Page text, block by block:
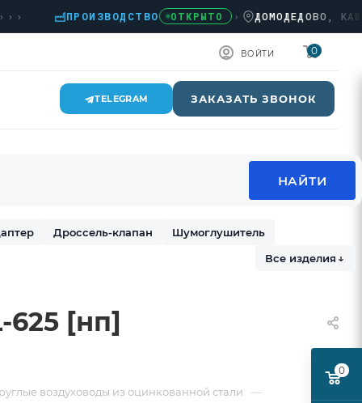
ПРОИЗВОДСТВО ОТКРЫТО › ДОМОДЕДОВО,
ВОЙТИ 0
TELEGRAM ЗАКАЗАТЬ ЗВОНОК
Дроссель-клапан
Шумоглушитель
Все изделия ↓
[нп]
воздуховоды из оцинкованной стали —
0